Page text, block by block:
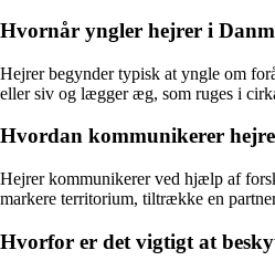
Hvornår yngler hejrer i
Hejrer begynder typisk at yngle om
eller siv og lægger æg, som ruges i
Hvordan kommunikerer
Hejrer kommunikerer ved hjælp af
markere territorium, tiltrække en
Hvorfor er det vigtigt at